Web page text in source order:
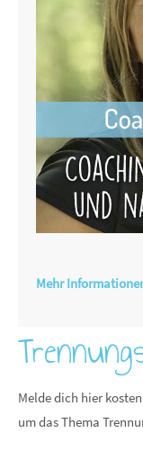
Mehr
Melde dich hier
um das Thema